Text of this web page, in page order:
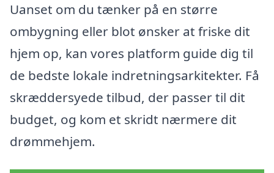
Uanset om du tænker på en større
ombygning eller blot ønsker at friske dit
hjem op, kan vores platform guide dig til
de bedste lokale indretningsarkitekter. Få
skræddersyede tilbud, der passer til dit
budget, og kom et skridt nærmere dit
drømmehjem.